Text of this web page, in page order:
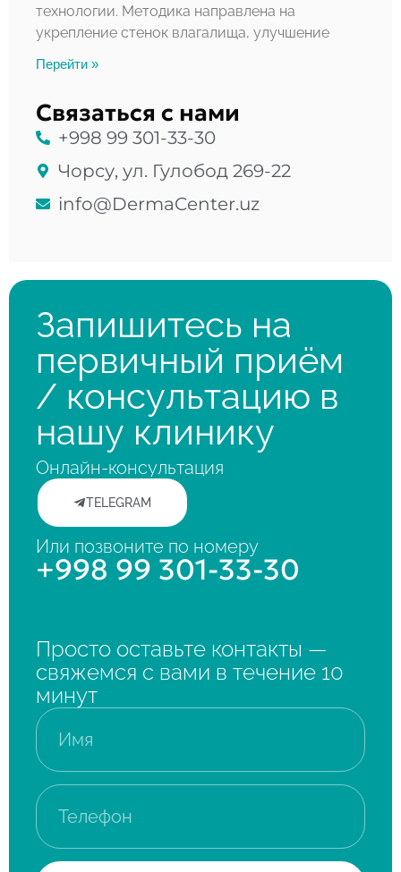
технологии. Методика направлена на
укрепление стенок влагалища, улучшение
Перейти »
Связаться с нами
+998 99 301-33-30
Чорсу, ул. Гулобод 269-22
info@DermaCenter.uz
Запишитесь на
первичный приём
/ консультацию в
нашу клинику
Онлайн-консультация
TELEGRAM
Или позвоните по номеру
+998 99 301-33-30
Просто оставьте контакты —
свяжемся с вами в течение 10
минут